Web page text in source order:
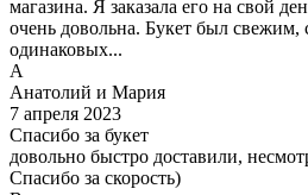
магазина. Я заказала его на свой
очень довольна. Букет был свежим,
одинаковых...
А
Анатолий и Мария
7 апреля 2023
Спасибо за букет
довольно быстро доставили,
Спасибо за скорость)